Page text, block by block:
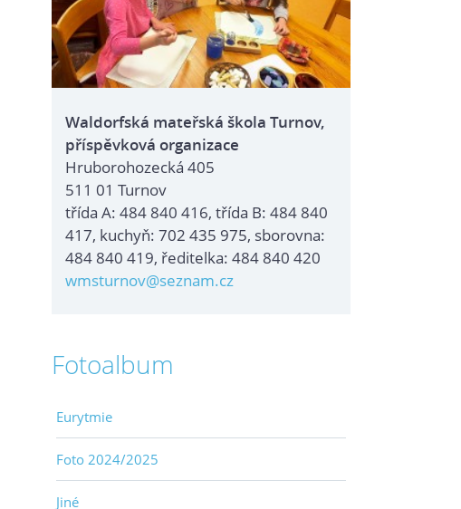
Waldorfská mateřská škola Turnov,
příspěvková organizace
Hruborohozecká 405
511 01 Turnov
třída A: 484 840 416, třída B: 484 840
417, kuchyň: 702 435 975, sborovna:
484 840 419, ředitelka: 484 840 420
wmsturnov@seznam.cz
Fotoalbum
Eurytmie
Foto 2024/2025
Jiné